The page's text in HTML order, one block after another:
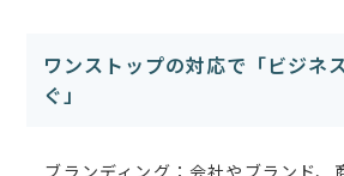
ワンストップの対応で「ビジネ
ぐ」